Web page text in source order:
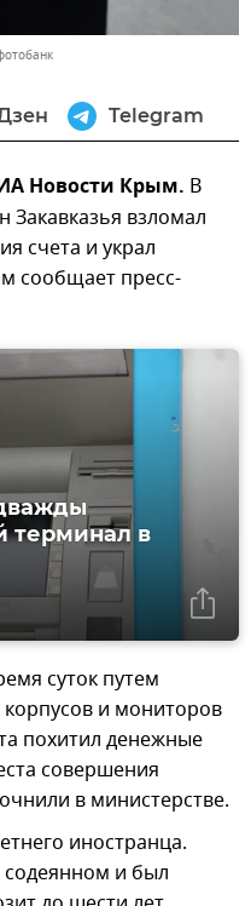
Telegram
Новости Крым. В
Закавказья взломал
счета и украл
сообщает пресс-
терминал в
суток путем
и мониторов
похитил денежные
совершения
в министерстве.
иностранца.
и был